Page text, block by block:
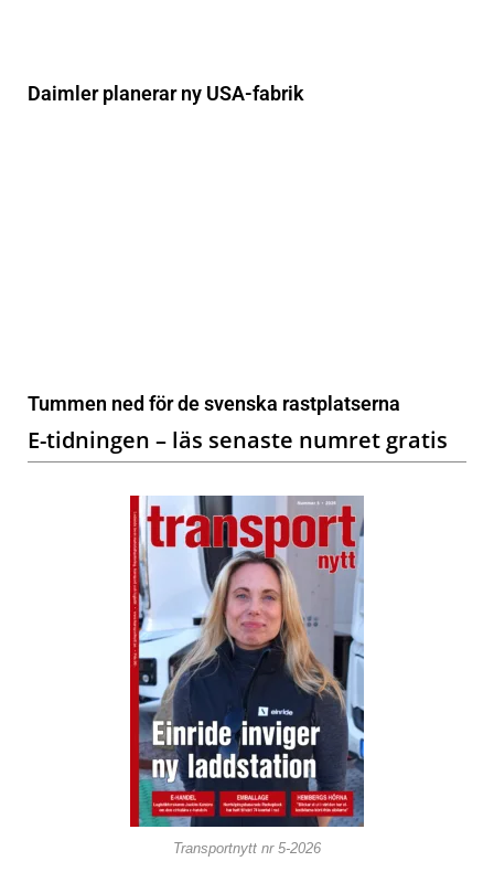
Daimler planerar ny USA-fabrik
Tummen ned för de svenska rastplatserna
E-tidningen – läs senaste numret gratis
Transportnytt nr 5-2026